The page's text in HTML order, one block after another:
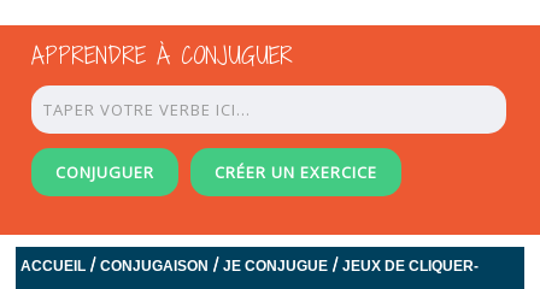
APPRENDRE À CONJUGUER
CONJUGUER CRÉER UN EXERCICE
ACCUEIL /CONJUGAISON /JE CONJUGUE /JEUX DE CLIQUER-